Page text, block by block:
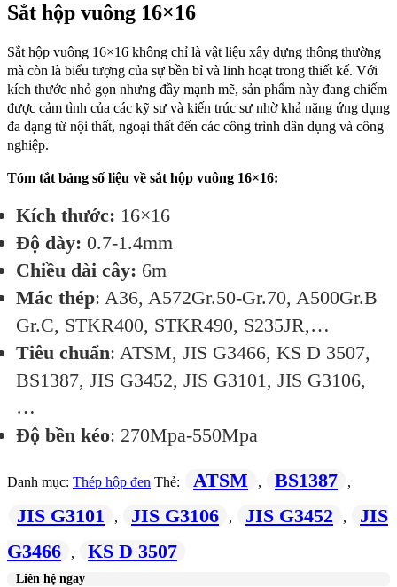
Sắt hộp vuông 16×16
Sắt hộp vuông 16×16 không chỉ là vật liệu xây dựng thông thường
mà còn là biểu tượng của sự bền bỉ và linh hoạt trong thiết kế. Với
kích thước nhỏ gọn nhưng đầy mạnh mẽ, sản phẩm này đang chiếm
được cảm tình của các kỹ sư và kiến trúc sư nhờ khả năng ứng dụng
đa dạng từ nội thất, ngoại thất đến các công trình dân dụng và công
nghiệp.
Tóm tắt bảng số liệu về sắt hộp vuông 16×16:
Kích thước: 16×16
Độ dày: 0.7-1.4mm
Chiều dài cây: 6m
Mác thép: A36, A572Gr.50-Gr.70, A500Gr.B
Gr.C, STKR400, STKR490, S235JR,…
Tiêu chuẩn: ATSM, JIS G3466, KS D 3507,
BS1387, JIS G3452, JIS G3101, JIS G3106,
…
Độ bền kéo: 270Mpa-550Mpa
Danh mục: Thép hộp đen Thẻ: ATSM , BS1387 ,
JIS G3101 , JIS G3106 , JIS G3452 ,
JIS
G3466
, KS D 3507
Liên hệ ngay